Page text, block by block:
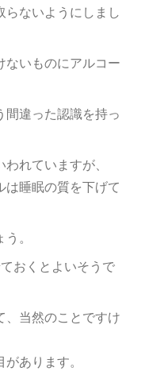
ないようにしまし
ないものにアルコー
違った認識を持っ
れていますが、
睡眠の質を下げて
。
おくとよいそうで
、当然のことですけ
あります。